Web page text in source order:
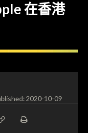
在香港
2020-10-09